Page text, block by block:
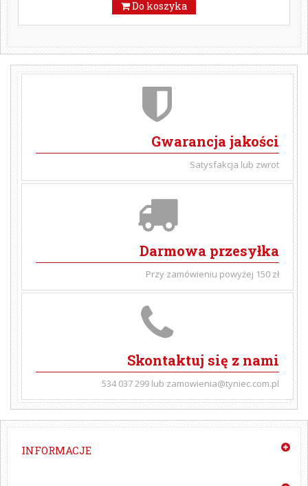
Do koszyka
Gwarancja jakości
Satysfakcja lub zwrot
Darmowa przesyłka
Przy zamówieniu powyżej 150 zł
Skontaktuj się z nami
534 037 299 lub zamowienia@tyniec.com.pl
INFORMACJE